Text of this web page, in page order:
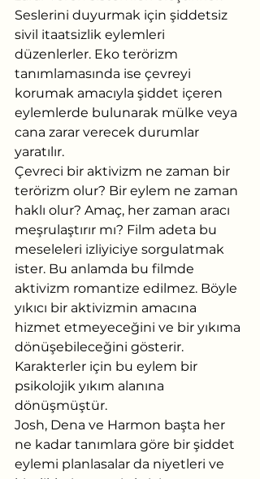
Seslerini duyurmak için şiddetsiz
sivil itaatsizlik eylemleri
düzenlerler. Eko terörizm
tanımlamasında ise çevreyi
korumak amacıyla şiddet içeren
eylemlerde bulunarak mülke veya
cana zarar verecek durumlar
yaratılır.
Çevreci bir aktivizm ne zaman bir
terörizm olur? Bir eylem ne zaman
haklı olur? Amaç, her zaman aracı
meşrulaştırır mı? Film adeta bu
meseleleri izliyiciye sorgulatmak
ister. Bu anlamda bu filmde
aktivizm romantize edilmez. Böyle
yıkıcı bir aktivizmin amacına
hizmet etmeyeceğini ve bir yıkıma
dönüşebileceğini gösterir.
Karakterler için bu eylem bir
psikolojik yıkım alanına
dönüşmüştür.
Josh, Dena ve Harmon başta her
ne kadar tanımlara göre bir şiddet
eylemi planlasalar da niyetleri ve